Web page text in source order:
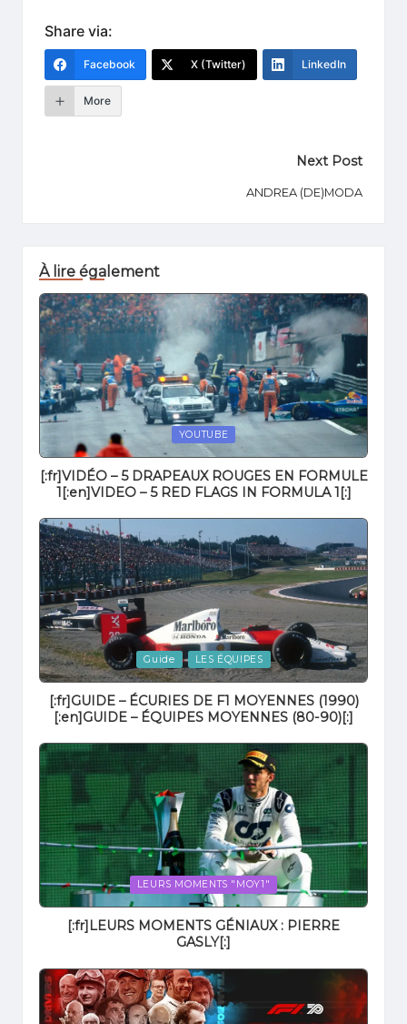
Share via:
Facebook X (Twitter) LinkedIn
More
Next Post
ANDREA (DE)MODA
À lire également
in
YOUTUBE
[:fr]VIDÉO – 5 DRAPEAUX ROUGES EN FORMULE
1[:en]VIDEO – 5 RED FLAGS IN FORMULA 1[:]
Posted
in
Guide LES ÉQUIPES
[:fr]GUIDE – ÉCURIES DE F1 MOYENNES (1990)
[:en]GUIDE – ÉQUIPES MOYENNES (80-90)[:]
Posted
LEURS MOMENTS "MOY1"
[:fr]LEURS MOMENTS GÉNIAUX : PIERRE
GASLY[:]